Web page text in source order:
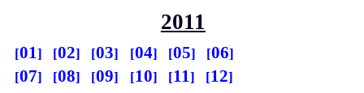
2011
01 02 03 04 05
06
07
08 09 10 11 12